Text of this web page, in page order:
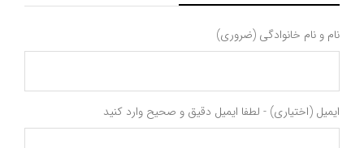
نام و نام خانوادگی (ضروری)
ایمیل (اختیاری) - لطفا ایمیل دقیق و صحیح وارد کنید